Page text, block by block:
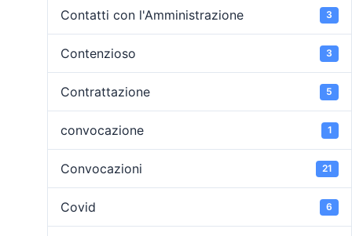
Contatti con l'Amministrazione 3
Contenzioso 3
Contrattazione 5
convocazione 1
Convocazioni 21
Covid 6